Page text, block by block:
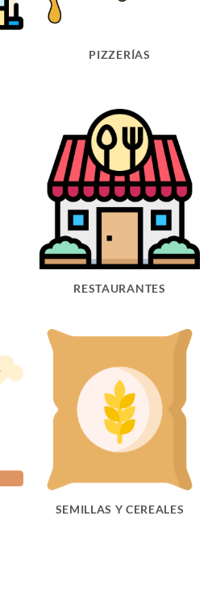
PIZZERÍAS
RESTAURANTES
SEMILLAS Y CEREALES